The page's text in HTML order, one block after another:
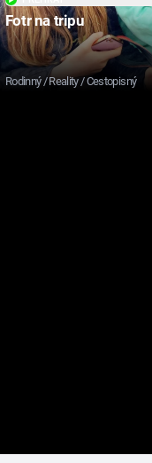
Fotr na tripu
Rodinný / Reality / Cestopisný